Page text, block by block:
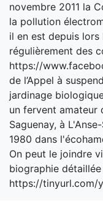
novembre 2011 la
la pollution
il en est depuis
régulièrement des
https://
de l’Appel à
jardinage
un fervent amateur
Saguenay, à
1980 dans
On peut le joindre
biographie
https://tinyurl.com/